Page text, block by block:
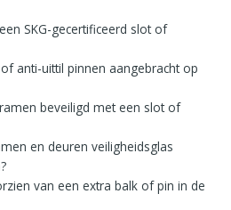
SKG-gecertificeerd slot of
anti-uittil pinnen aangebracht op
beveiligd met een slot of
en deuren veiligheidsglas
van een extra balk of pin in de